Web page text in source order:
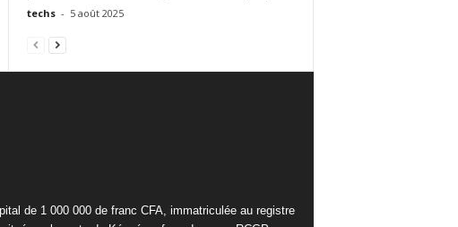
techs - 5 août 2025
de 1 000 000 de franc CFA, immatriculée au registre